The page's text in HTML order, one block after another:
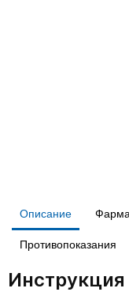
Описание
Противопоказания
Инструкция